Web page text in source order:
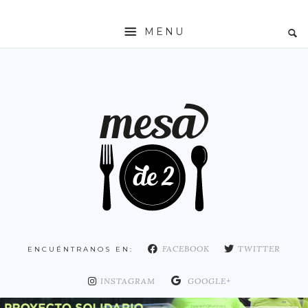
MENU
COMUNIDAD DE MADRID
DISTRITO ARGANZUELA
DISTRITO CHAMARTÍN
ENCUÉNTRANOS EN: FACEBOOK TWITTER
INSTAGRAM GOOGLE+